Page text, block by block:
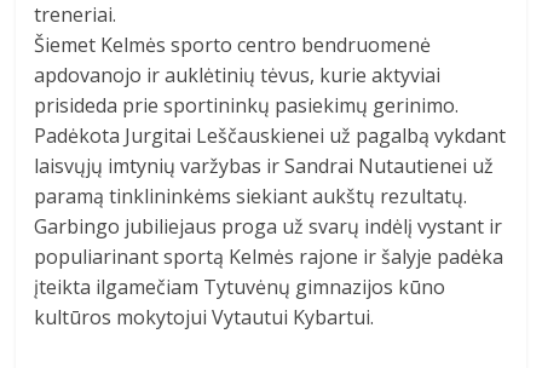
treneriai.
Šiemet Kelmės sporto centro bendruomenė
apdovanojo ir auklėtinių tėvus, kurie aktyviai
prisideda prie sportininkų pasiekimų gerinimo.
Padėkota Jurgitai Leščauskienei už pagalbą vykdant
laisvųjų imtynių varžybas ir Sandrai Nutautienei už
paramą tinklininkėms siekiant aukštų rezultatų.
Garbingo jubiliejaus proga už svarų indėlį vystant ir
populiarinant sportą Kelmės rajone ir šalyje padėka
įteikta ilgamečiam Tytuvėnų gimnazijos kūno
kultūros mokytojui Vytautui Kybartui.